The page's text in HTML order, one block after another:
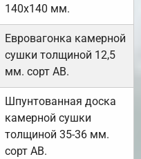
140х140 мм.
Евровагонка камерной
сушки толщиной 12,5
мм. сорт АВ.
Шпунтованная доска
камерной сушки
толщиной 35-36 мм.
сорт АВ.